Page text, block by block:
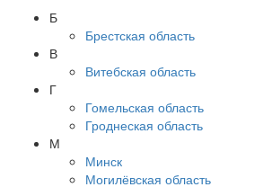
Б
Брестская область
В
Витебская область
Г
Гомельская область
Гроднеская область
М
Минск
Могилёвская область